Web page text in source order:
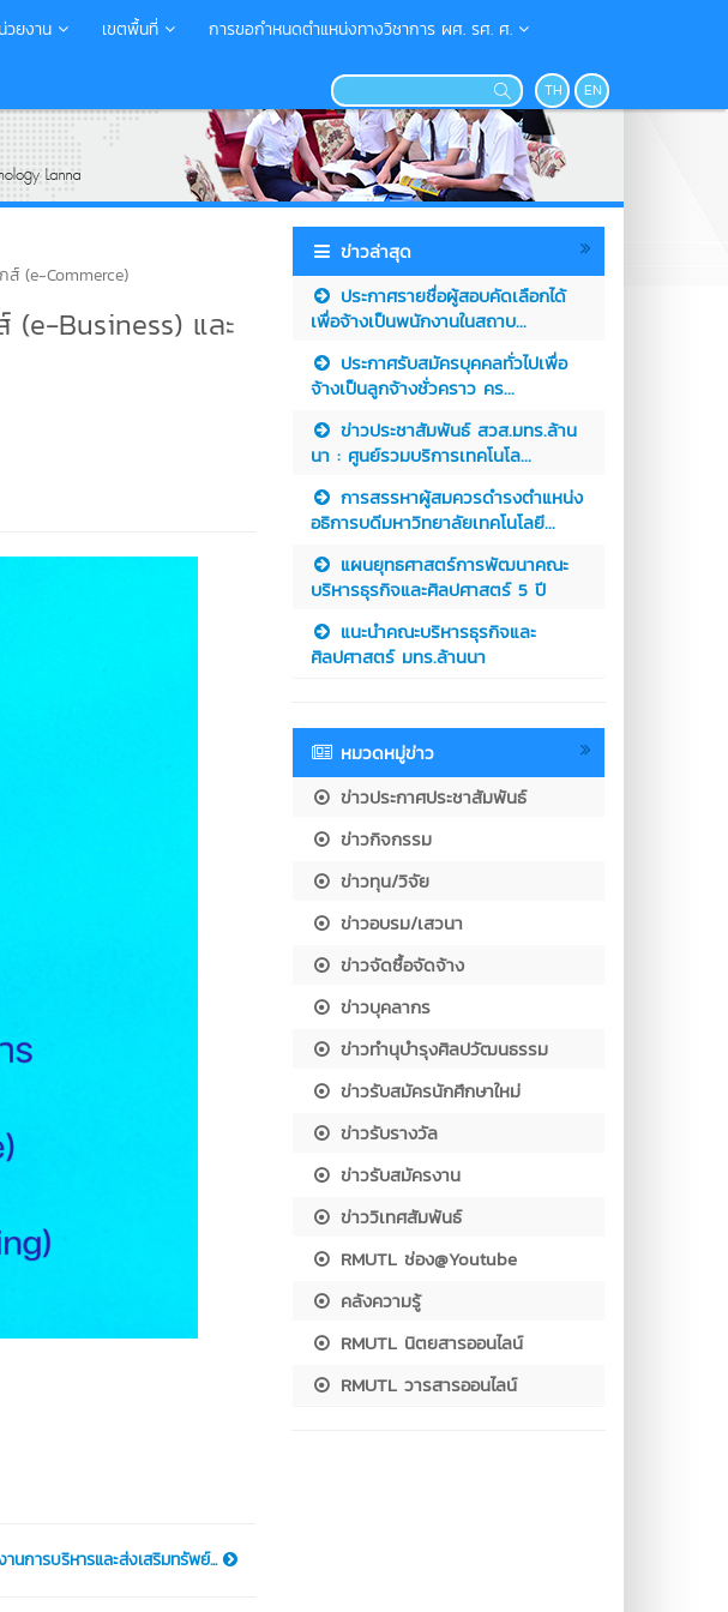
ยงาน เขตพื้นที่ การขอกำหนดตำแหน่งทางวิชาการ ผศ. รศ. ศ.
TH EN
ส์ (e-Commerce)
(e-Business) และ
การบริหารและส่งเสริมทรัพย์...
ข่าวล่าสุด
ประกาศรายชื่อผู้สอบคัดเลือกได้
เพื่อจ้างเป็นพนักงานในสถาบ...
ประกาศรับสมัครบุคคลทั่วไปเพื่อ
จ้างเป็นลูกจ้างชั่วคราว คร...
ข่าวประชาสัมพันธ์ สวส.มทร.ล้าน
นา : ศูนย์รวมบริการเทคโนโล...
การสรรหาผู้สมควรดำรงตำแหน่ง
อธิการบดีมหาวิทยาลัยเทคโนโลยี...
แผนยุทธศาสตร์การพัฒนาคณะ
บริหารธุรกิจและศิลปศาสตร์ 5 ปี
แนะนำคณะบริหารธุรกิจและ
ศิลปศาสตร์ มทร.ล้านนา
หมวดหมู่ข่าว
ข่าวประกาศประชาสัมพันธ์
ข่าวกิจกรรม
ข่าวทุน/วิจัย
ข่าวอบรม/เสวนา
ข่าวจัดซื้อจัดจ้าง
ข่าวบุคลากร
ข่าวทำนุบำรุงศิลปวัฒนธรรม
ข่าวรับสมัครนักศึกษาใหม่
ข่าวรับรางวัล
ข่าวรับสมัครงาน
ข่าววิเทศสัมพันธ์
RMUTL ช่อง@Youtube
คลังความรู้
RMUTL นิตยสารออนไลน์
RMUTL วารสารออนไลน์